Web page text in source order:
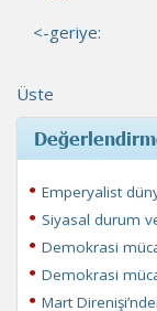
<-geriye:
Üste
Emperyalist
Siyasal durum
Demokrasi
Demokrasi
Mart